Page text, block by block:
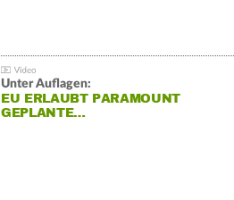
Unter Auflagen:
EU ERLAUBT PARAMOUNT
GEPLANTE…